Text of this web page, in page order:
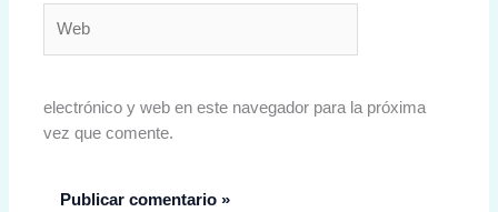
electrónico y web en este navegador para la próxima
vez que comente.